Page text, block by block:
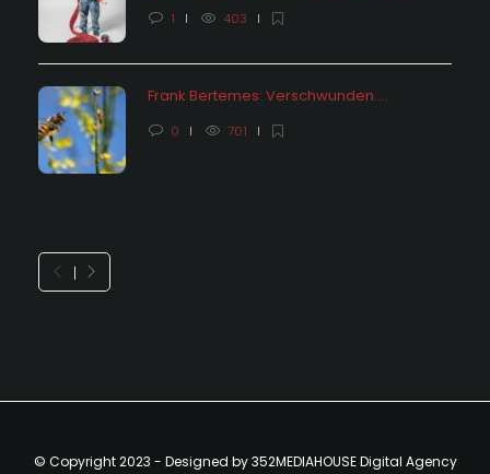
1 403
Frank Bertemes: Verschwunden….
0 701
© Copyright 2023 - Designed by 352MEDIAHOUSE Digital Agency